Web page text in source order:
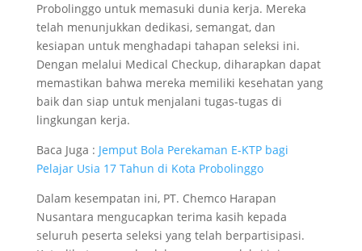
Probolinggo untuk memasuki dunia kerja. Mereka
telah menunjukkan dedikasi, semangat, dan
kesiapan untuk menghadapi tahapan seleksi ini.
Dengan melalui Medical Checkup, diharapkan dapat
memastikan bahwa mereka memiliki kesehatan yang
baik dan siap untuk menjalani tugas-tugas di
lingkungan kerja.
Baca Juga : Jemput Bola Perekaman E-KTP bagi
Pelajar Usia 17 Tahun di Kota Probolinggo
Dalam kesempatan ini, PT. Chemco Harapan
Nusantara mengucapkan terima kasih kepada
seluruh peserta seleksi yang telah berpartisipasi.